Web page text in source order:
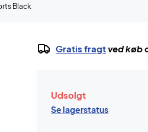
Black
Gratis fragtved køb
Udsolgt
Se lagerstatus